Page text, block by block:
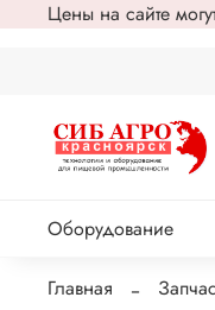
Цены на сайте
Оборудование
Главная